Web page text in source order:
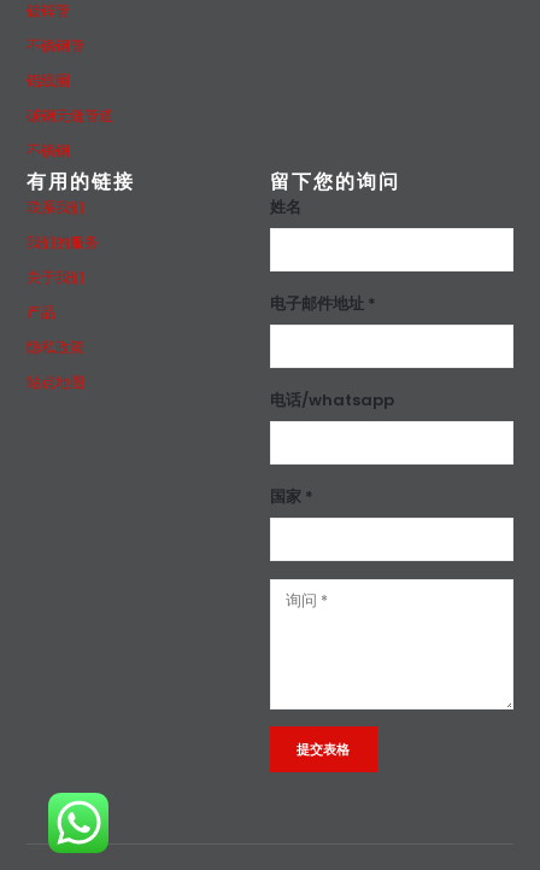
镀锌管
不锈钢管
铝线圈
碳钢无缝管道
不锈钢
有用的链接
联系我们
我们的服务
关于我们
产品
隐私政策
站点地图
留下您的询问
姓名
电子邮件地址 *
电话/whatsapp
国家 *